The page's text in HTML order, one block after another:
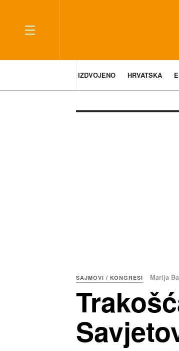
IZDVOJENO HRVATSKA
SAJMOVI / KONGRESI Marija